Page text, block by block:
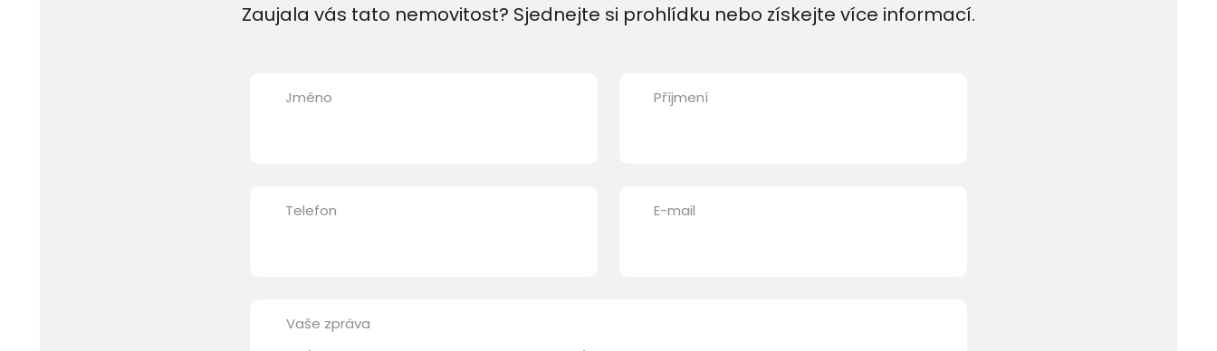
Zaujala vás tato nemovitost? Sjednejte si prohlídku nebo získejte více informací.
Jméno Příjmení
Telefon E-mail
Vaše zpráva